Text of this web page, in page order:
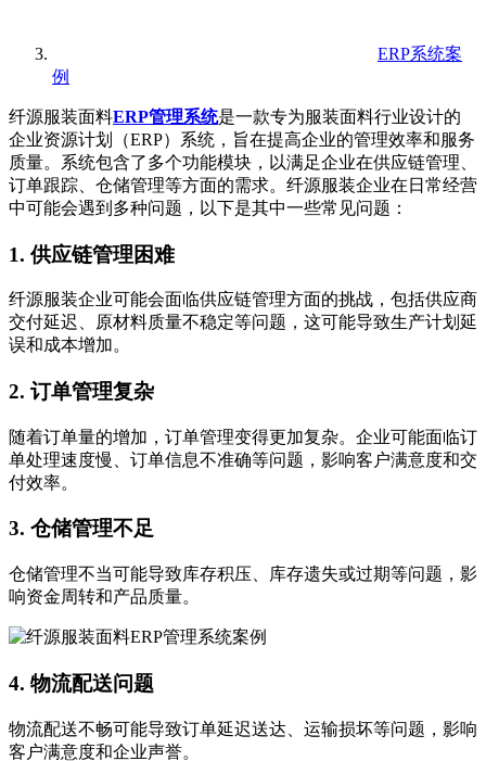
ERP系统案
例
纤源服装面料ERP管理系统是一款专为服装面料行业设计的
企业资源计划（ERP）系统，旨在提高企业的管理效率和服务
质量。系统包含了多个功能模块，以满足企业在供应链管理、
订单跟踪、仓储管理等方面的需求。纤源服装企业在日常经营
中可能会遇到多种问题，以下是其中一些常见问题：
1. 供应链管理困难
纤源服装企业可能会面临供应链管理方面的挑战，包括供应商
交付延迟、原材料质量不稳定等问题，这可能导致生产计划延
误和成本增加。
2. 订单管理复杂
随着订单量的增加，订单管理变得更加复杂。企业可能面临订
单处理速度慢、订单信息不准确等问题，影响客户满意度和交
付效率。
3. 仓储管理不足
仓储管理不当可能导致库存积压、库存遗失或过期等问题，影
响资金周转和产品质量。
4. 物流配送问题
物流配送不畅可能导致订单延迟送达、运输损坏等问题，影响
客户满意度和企业声誉。